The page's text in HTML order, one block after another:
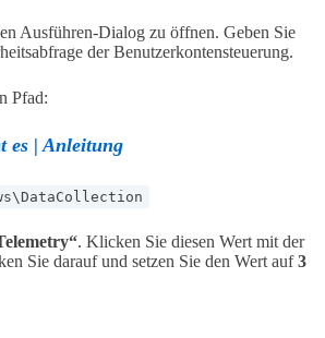
Ausführen-Dialog zu öffnen. Geben Sie
der Benutzerkontensteuerung.
Pfad:
es | Anleitung
. Klicken Sie diesen Wert mit der
Sie darauf und setzen Sie den Wert auf3